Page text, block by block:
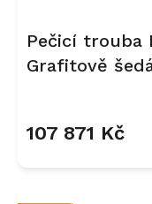
Pečicí trouba
Grafitově
107 871 Kč